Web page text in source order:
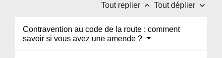
Tout replier keyboard_arrow_up Tout déplier keyboard_arrow_down
Contravention au code de la route : comment
savoir si vous avez une amende ?